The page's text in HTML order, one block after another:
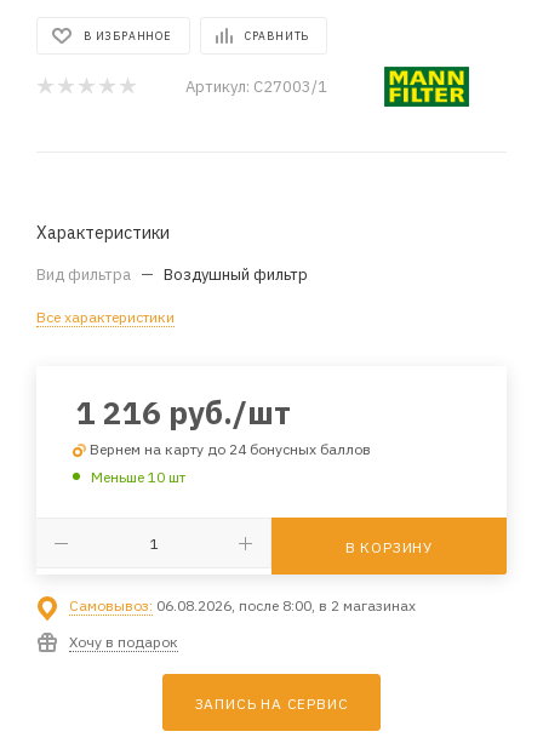
В ИЗБРАННОЕ СРАВНИТЬ
Артикул: C27003/1
Характеристики
Вид фильтра — Воздушный фильтр
Все характеристики
1 216 руб./шт
Вернем на карту до 24 бонусных баллов
Меньше 10 шт
В КОРЗИНУ
Самовывоз: 06.08.2026, после 8:00, в 2 магазинах
Хочу в подарок
ЗАПИСЬ НА СЕРВИС